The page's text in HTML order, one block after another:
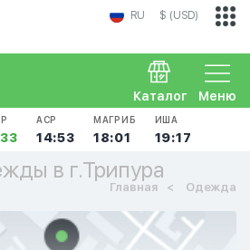
RU $ (USD)
Меню
Каталог
АСР
14:53
МАГРИБ
18:01
ИША
19:17
в г.Трипура
Главная Одежда